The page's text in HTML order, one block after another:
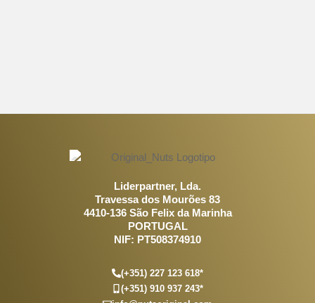
Liderpartner, Lda.
Travessa dos Mourões 83
4410-136 São Felix da Marinha
PORTUGAL
NIF: PT508374910
(+351) 227 123 618*
(+351) 910 937 243*